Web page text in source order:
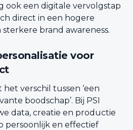
ook een digitale vervolgstap
direct in een hogere
brand awareness.
voor
het verschil tussen ‘een
boodschap’. Bij PSI
data, creatie en productie
persoonlijk en effectief